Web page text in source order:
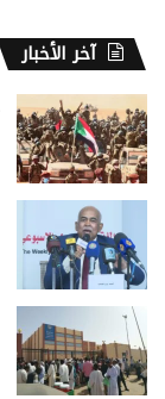
آخر الأخبار